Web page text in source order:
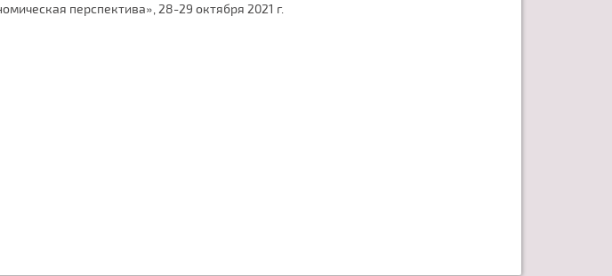
перспектива», 28-29 октября 2021 г.